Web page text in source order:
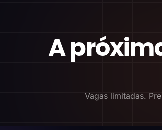
A
Vagas limitadas.